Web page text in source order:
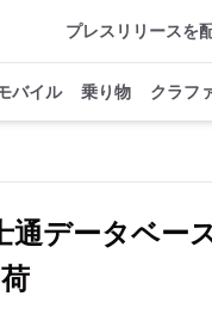
プレスリリースを
バイル 乗り物 クラフ
通データベー